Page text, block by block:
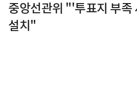
중앙선관위 "'투표지 부족
설치"